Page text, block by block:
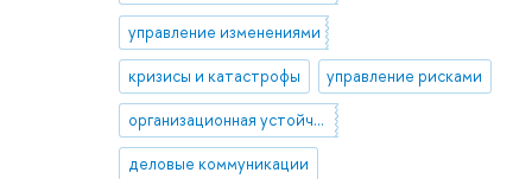
управление изменениями
кризисы и катастрофы управление рисками
организационная устойчивость
деловые коммуникации